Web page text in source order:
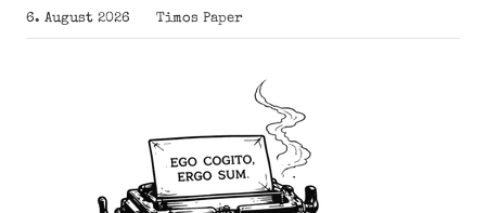
Zum
Inhalt
6. August 2026 Timos Paper